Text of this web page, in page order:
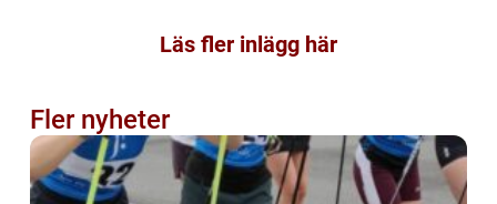
Läs fler inlägg här
Fler nyheter